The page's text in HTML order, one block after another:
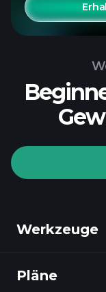
Werkzeuge
Entdecken
Pläne